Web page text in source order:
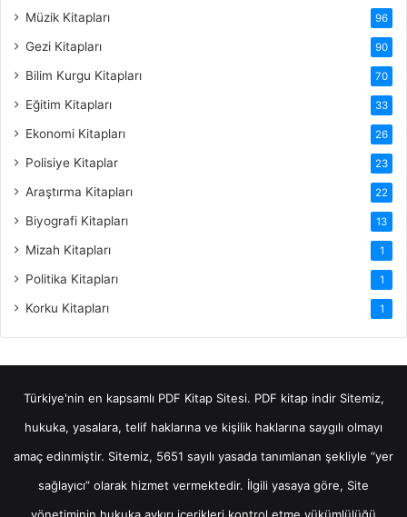
Müzik Kitapları 96
Gezi Kitapları 90
Bilim Kurgu Kitapları 70
Eğitim Kitapları 33
Ekonomi Kitapları 26
Polisiye Kitaplar 23
Araştırma Kitapları 22
Biyografi Kitapları 13
Mizah Kitapları 1
Politika Kitapları 1
Korku Kitapları 1
Türkiye'nin en kapsamlı PDF Kitap Sitesi. PDF kitap indirSitemiz,
hukuka, yasalara, telif haklarına ve kişilik haklarına saygılı olmayı
amaç edinmiştir. Sitemiz, 5651 sayılı yasada tanımlanan şekliyle “yer
sağlayıcı” olarak hizmet vermektedir. İlgili yasaya göre, Site